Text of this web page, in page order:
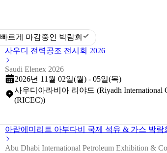
빠르게 마감중인 박람회
사우디 전력공조 전시회 2026
Saudi Elenex 2026
2026년 11월 02일(월) - 05일(목)
사우디아라비아 리야드 (Riyadh International
(RICEC))
아랍에미리트 아부다비 국제 석유 & 가스 박람
Abu Dhabi International Petroleum Exhibition &